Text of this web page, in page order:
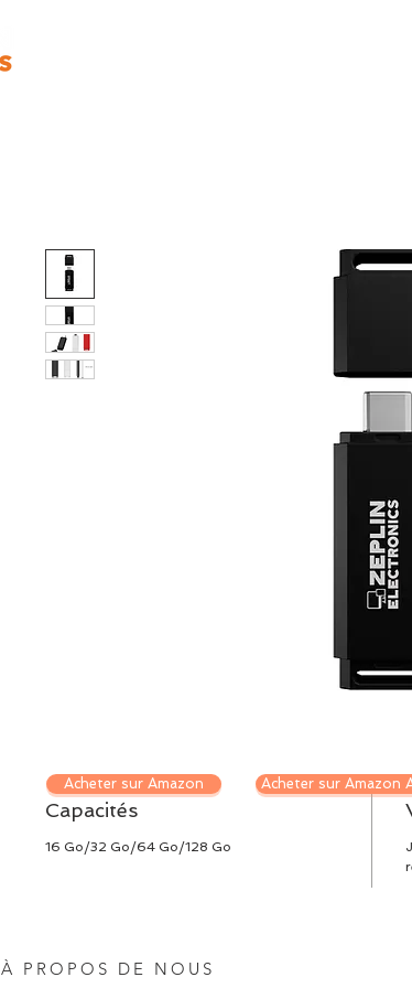
Capacités
16 Go/32 Go/64 Go/128 Go
Acheter sur Amazon Acheter sur Amazon
À PROPOS DE NOUS